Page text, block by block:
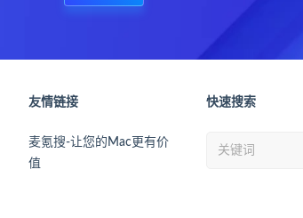
友情链接
麦氪搜-让您的Mac更有价
值
快速搜索